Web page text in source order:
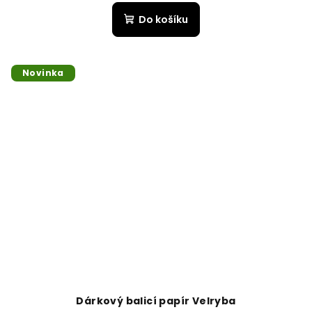
Do košíku
Novinka
Dárkový balicí papír Velryba